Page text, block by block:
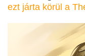
ezt járta körül a